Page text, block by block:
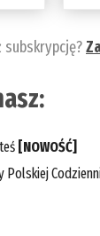
subskrypcję?
[NOWOŚĆ]
Polskiej